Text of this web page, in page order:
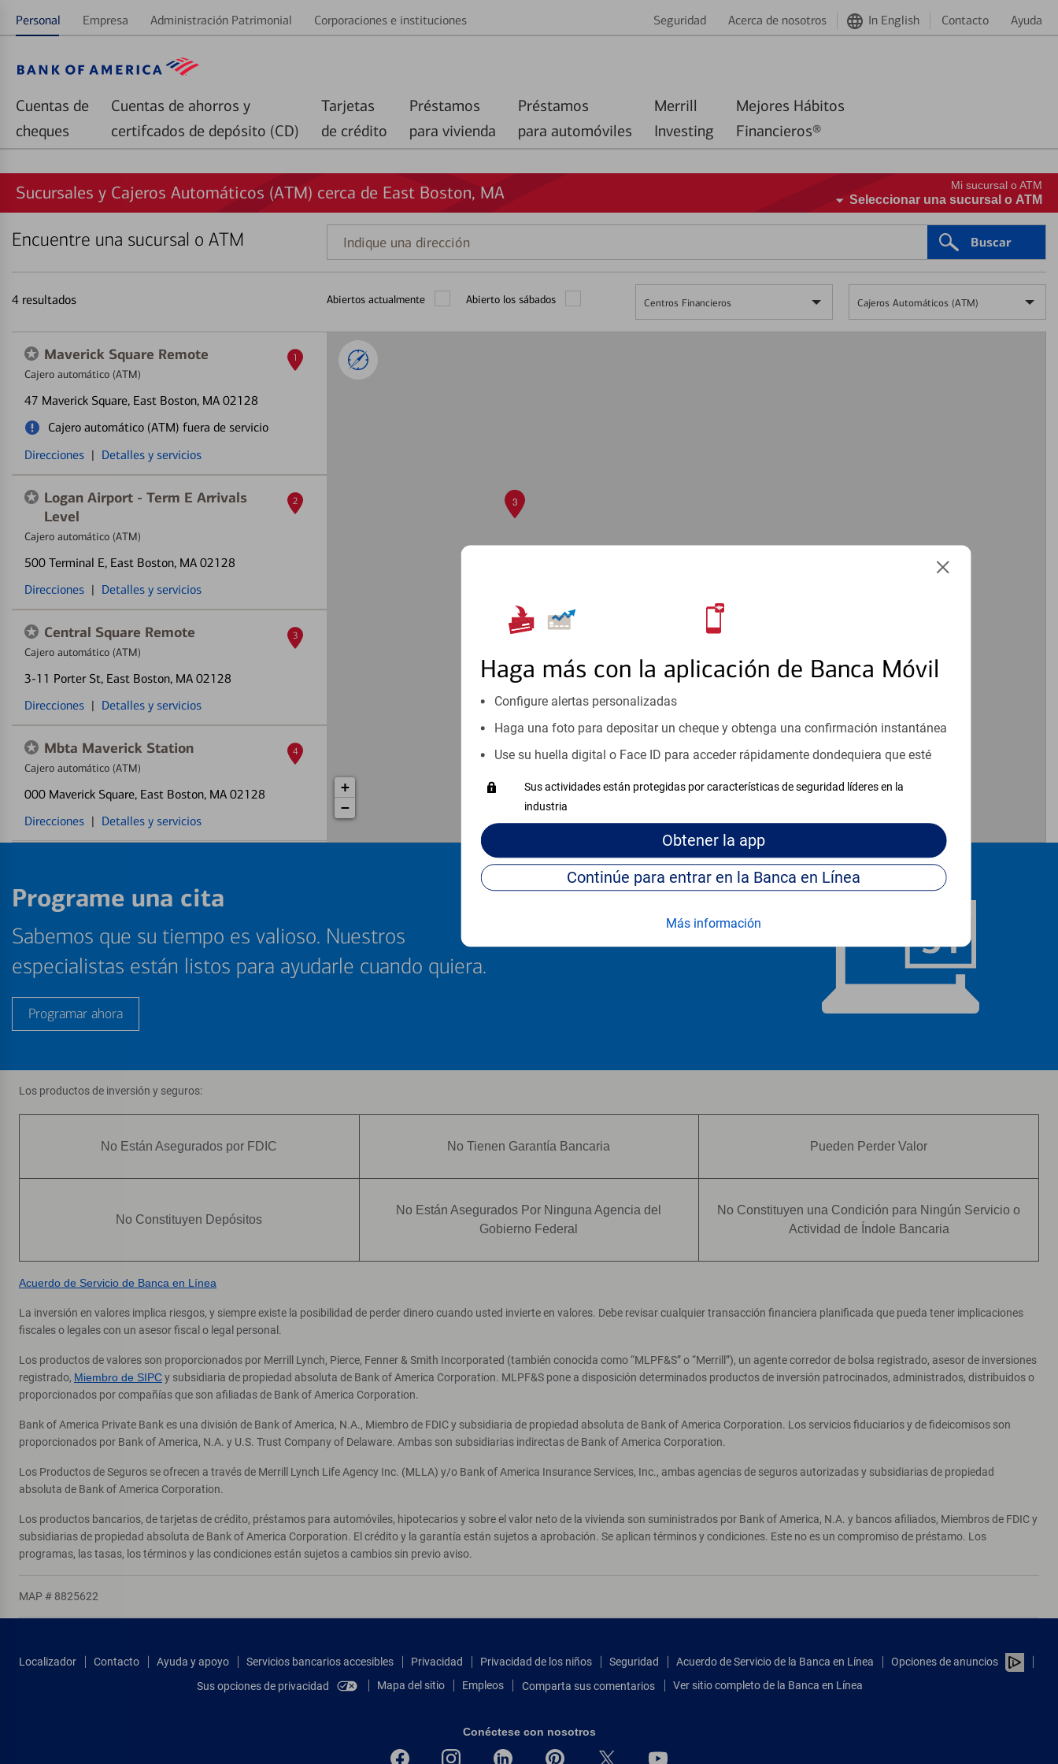
Personal Empresa Administración Patrimonial Corporaciones e instituciones Seguridad Acerca de nosotros In English Contacto Ayuda
Cuentas de
cheques
Cuentas de ahorros y
certifcados de depósito (CD)
Tarjetas
de crédito
Préstamos
para vivienda
Préstamos
para automóviles
Merrill
Investing
Mejores Hábitos
Financieros®
Haga más con la aplicación de Banca Móvil
Configure alertas personalizadas
Haga una foto para depositar un cheque y obtenga una confirmación instantánea
Use su huella digital o Face ID para acceder rápidamente dondequiera que esté
Sus actividades están protegidas por características de seguridad líderes en la
industria
Obtener la app
Continúe para entrar en la Banca en Línea
Más información
Sucursales y Cajeros Automáticos (ATM) cerca de East Boston, MA Mi sucursal o ATM
Seleccionar una sucursal o ATM
Encuentre una sucursal o ATM
Indique
una
Buscar
4 resultados Abiertos actualmente Abierto los sábados Centros Financieros Cajeros Automáticos (ATM)
Maverick Square Remote
Cajero automático (ATM)
47 Maverick Square, East Boston, MA 02128
Cajero automático (ATM) fuera de servicio
Direcciones | Detalles y servicios
1
Logan Airport - Term E Arrivals
Level
Cajero automático (ATM)
500 Terminal E, East Boston, MA 02128
Direcciones | Detalles y servicios
2
Central Square Remote
Cajero automático (ATM)
3-11 Porter St, East Boston, MA 02128
Direcciones | Detalles y servicios
3
Mbta Maverick Station
Cajero automático (ATM)
000 Maverick Square, East Boston, MA 02128
Direcciones | Detalles y servicios
4
1
3
+
−
Programe una cita
Sabemos que su tiempo es valioso. Nuestros
especialistas están listos para ayudarle cuando quiera.
Programar ahora
Los productos de inversión y seguros:
No Están Asegurados por FDIC No Tienen Garantía Bancaria Pueden Perder Valor
No Constituyen Depósitos
No Están Asegurados Por Ninguna Agencia del
Gobierno Federal
No Constituyen una Condición para Ningún Servicio o
Actividad de Índole Bancaria
Acuerdo de Servicio de Banca en Línea
La inversión en valores implica riesgos, y siempre existe la posibilidad de perder dinero cuando usted invierte en valores. Debe revisar cualquier transacción financiera planificada que pueda tener implicaciones
fiscales o legales con un asesor fiscal o legal personal.
Los productos de valores son proporcionados por Merrill Lynch, Pierce, Fenner & Smith Incorporated (también conocida como “MLPF&S” o “Merrill”), un agente corredor de bolsa registrado, asesor de inversiones
registrado, Miembro de SIPCy subsidiaria de propiedad absoluta de Bank of America Corporation. MLPF&S pone a disposición determinados productos de inversión patrocinados, administrados, distribuidos o
proporcionados por compañías que son afiliadas de Bank of America Corporation.
Bank of America Private Bank es una división de Bank of America, N.A., Miembro de FDIC y subsidiaria de propiedad absoluta de Bank of America Corporation. Los servicios fiduciarios y de fideicomisos son
proporcionados por Bank of America, N.A. y U.S. Trust Company of Delaware. Ambas son subsidiarias indirectas de Bank of America Corporation.
Los Productos de Seguros se ofrecen a través de Merrill Lynch Life Agency Inc. (MLLA) y/o Bank of America Insurance Services, Inc., ambas agencias de seguros autorizadas y subsidiarias de propiedad
absoluta de Bank of America Corporation.
Los productos bancarios, de tarjetas de crédito, préstamos para automóviles, hipotecarios y sobre el valor neto de la vivienda son suministrados por Bank of America, N.A. y bancos afiliados, Miembros de FDIC y
subsidiarias de propiedad absoluta de Bank of America Corporation. El crédito y la garantía están sujetos a aprobación. Se aplican términos y condiciones. Este no es un compromiso de préstamo. Los
programas, las tasas, los términos y las condiciones están sujetos a cambios sin previo aviso.
MAP # 8825622
Localizador Contacto Ayuda y apoyo Servicios bancarios accesibles Privacidad Privacidad de los niños Seguridad Acuerdo de Servicio de la Banca en Línea
Opciones de anuncios
Sus opciones de privacidad
Mapa del sitio Empleos Comparta sus comentarios Ver sitio completo de la Banca en Línea
Conéctese con nosotros